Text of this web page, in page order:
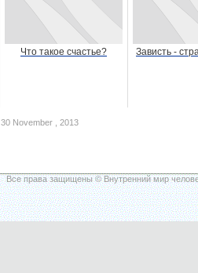
Что такое счастье? Зависть -
30 November , 2013
Все права защищены © Внутренний мир